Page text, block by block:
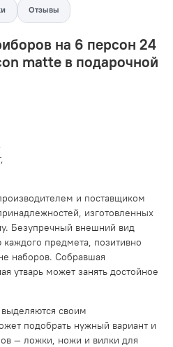
Отзывы
на 6 персон 24
matte в подарочной
и поставщиком
изготовленных
Безупречный внешний вид
предмета, позитивно
наборов. Собравшая
утварь может занять достойное
своим
подобрать нужный вариант и
— ложки, ножи и вилки для